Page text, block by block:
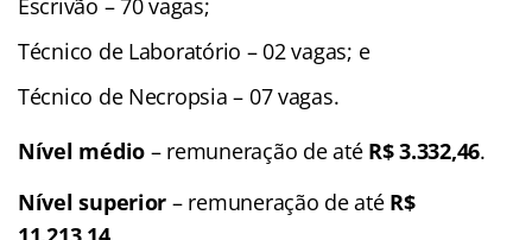
Técnico de Laboratório – 02 vagas; e
Técnico de Necropsia – 07 vagas.
Nível médio – remuneração de até R$ 3.332,46.
Nível superior – remuneração de até R$